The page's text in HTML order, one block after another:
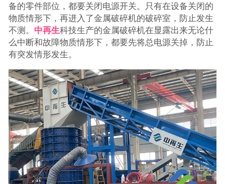
备的零件部位，都要关闭电源开关。只有在设备关闭的
物质情形下，再进入了金属破碎机的破碎室，防止发生
不测。 中再生科技生产的金属破碎机在显露出来无论什
么中断和故障物质情形下，都要先将总电源关掉，防止
有突发情形发生。